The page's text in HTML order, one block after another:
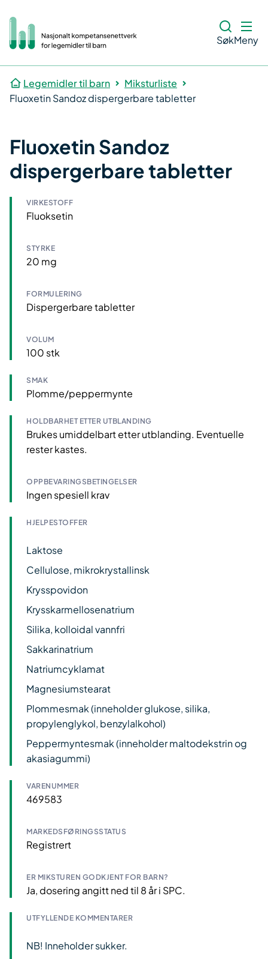
SøkMeny
Legemidler til barn
Miksturliste
Fluoxetin Sandoz dispergerbare tabletter
Fluoxetin Sandoz
dispergerbare tabletter
VIRKESTOFF
Fluoksetin
STYRKE
20 mg
FORMULERING
Dispergerbare tabletter
VOLUM
100 stk
SMAK
Plomme/peppermynte
HOLDBARHET ETTER UTBLANDING
Brukes umiddelbart etter utblanding. Eventuelle
rester kastes.
OPPBEVARINGSBETINGELSER
Ingen spesiell krav
HJELPESTOFFER
Laktose
Cellulose, mikrokrystallinsk
Krysspovidon
Krysskarmellosenatrium
Silika, kolloidal vannfri
Sakkarinatrium
Natriumcyklamat
Magnesiumstearat
Plommesmak (inneholder glukose, silika,
propylenglykol, benzylalkohol)
Peppermyntesmak (inneholder maltodekstrin og
akasiagummi)
VARENUMMER
469583
MARKEDSFØRINGSSTATUS
Registrert
ER MIKSTUREN GODKJENT FOR BARN?
Ja, dosering angitt ned til 8 år i SPC.
UTFYLLENDE KOMMENTARER
NB! Inneholder sukker.